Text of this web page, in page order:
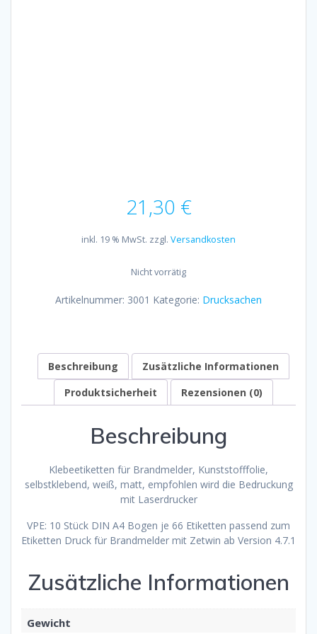
21,30 €
inkl. 19 % MwSt. zzgl. Versandkosten
Nicht vorrätig
Artikelnummer: 3001 Kategorie: Drucksachen
Beschreibung
Zusätzliche Informationen
Produktsicherheit
Rezensionen (0)
Beschreibung
Klebeetiketten für Brandmelder, Kunststofffolie,
selbstklebend, weiß, matt, empfohlen wird die Bedruckung
mit Laserdrucker
VPE: 10 Stück DIN A4 Bogen je 66 Etiketten passend zum
Etiketten Druck für Brandmelder mit Zetwin ab Version 4.7.1
Zusätzliche Informationen
Gewicht